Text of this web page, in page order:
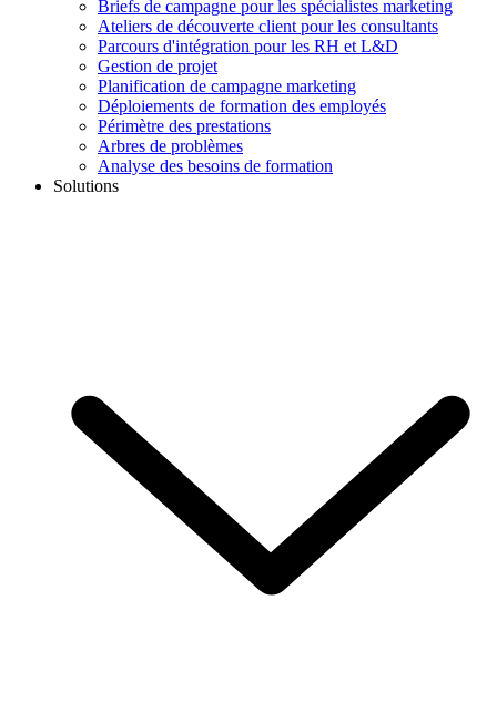
Briefs de campagne pour les spécialistes marketing
Ateliers de découverte client pour les consultants
Parcours d'intégration pour les RH et L&D
Gestion de projet
Planification de campagne marketing
Déploiements de formation des employés
Périmètre des prestations
Arbres de problèmes
Analyse des besoins de formation
Solutions